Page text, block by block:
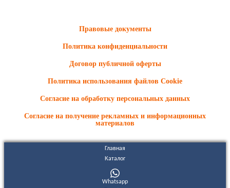
Правовые документы
Политика конфиденциальности
Договор публичной оферты
Политика использования файлов Cookie
Согласие на обработку персональных данных
Согласие на получение рекламных и информационных
материалов
Главная
Каталог
Whatsapp